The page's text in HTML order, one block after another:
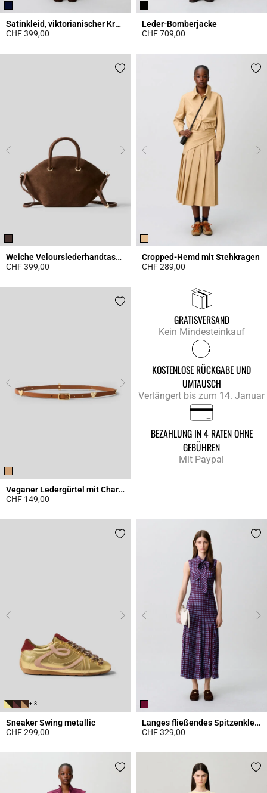
Satinkleid, viktorianischer Kragen
CHF 399,00
Leder-Bomberjacke
CHF 709,00
Weiche Velourslederhandtasche
CHF 399,00
Cropped-Hemd mit Stehkragen
CHF 289,00
Veganer Ledergürtel mit Charms
CHF 149,00
GRATISVERSAND
Kein Mindesteinkauf
KOSTENLOSE RÜCKGABE UND
UMTAUSCH
Verlängert bis zum 14. Januar
BEZAHLUNG IN 4 RATEN OHNE
GEBÜHREN
Mit Paypal
+ 8
Sneaker Swing metallic
CHF 299,00
Langes fließendes Spitzenkleid
CHF 329,00